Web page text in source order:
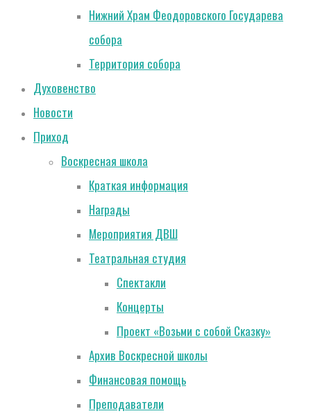
Нижний Храм Феодоровского Государева
собора
Территория собора
Духовенство
Новости
Приход
Воскресная школа
Краткая информация
Награды
Мероприятия ДВШ
Театральная студия
Спектакли
Концерты
Проект «Возьми с собой Сказку»
Архив Воскресной школы
Финансовая помощь
Преподаватели